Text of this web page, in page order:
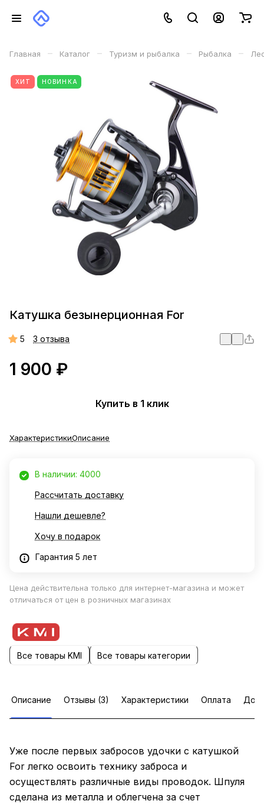
Главная – Каталог – Туризм и рыбалка – Рыбалка –
ХИТ НОВИНКА
Катушка безынерционная For
5 3 отзыва
1 900 ₽
Купить в 1 клик
ХарактеристикиОписание
В наличии: 4000
Рассчитать доставку
Нашли дешевле?
Хочу в подарок
Гарантия 5 лет
Цена действительна только для интернет-магазина и может
отличаться от цен в розничных магазинах
Все товары KMI Все товары категории
Описание Отзывы (3) Характеристики Оплата
Уже после первых забросов удочки с катушкой
For легко освоить технику заброса и
осуществлять различные виды проводок. Шпуля
сделана из металла и облегчена за счет